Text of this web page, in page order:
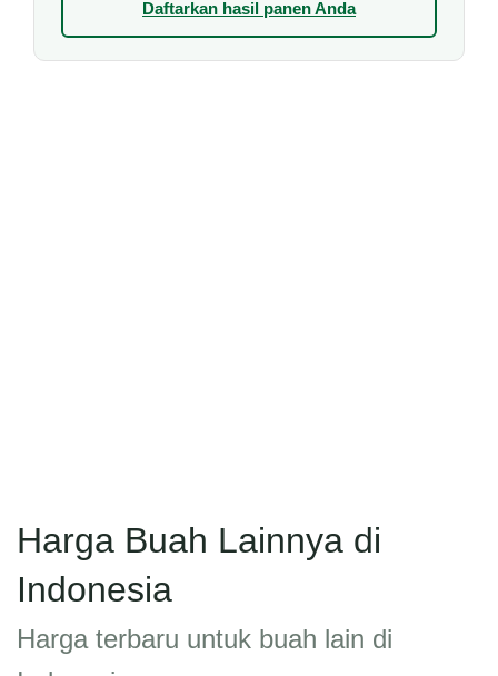
Daftarkan hasil panen Anda
Harga Buah Lainnya di
Indonesia
Harga terbaru untuk buah lain di